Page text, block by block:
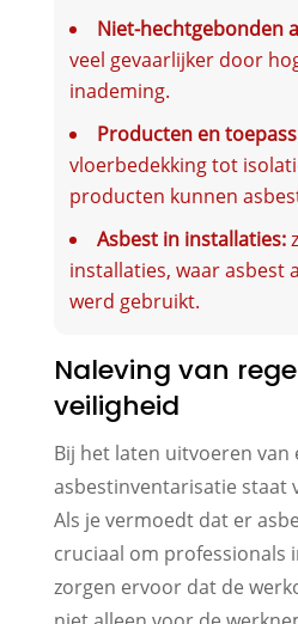
Niet-hechtgebonden
veel gevaarlijker door
inademing.
Producten en
vloerbedekking tot
producten kunnen
Asbest in installaties:
installaties, waar asbest
werd gebruikt.
Naleving van
veiligheid
Bij het laten uitvoeren van
asbestinventarisatie staat
Als je vermoedt dat er
cruciaal om professionals
zorgen ervoor dat de